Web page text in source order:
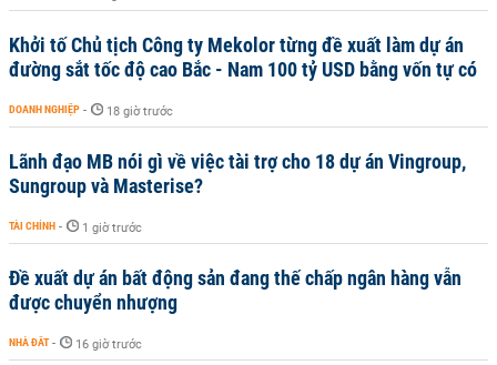
Khởi tố Chủ tịch Công ty Mekolor từng đề xuất làm dự án
đường sắt tốc độ cao Bắc - Nam 100 tỷ USD bằng vốn tự có
DOANH NGHIỆP - 18 giờ trước
Lãnh đạo MB nói gì về việc tài trợ cho 18 dự án Vingroup,
Sungroup và Masterise?
TÀI CHÍNH - 1 giờ trước
Đề xuất dự án bất động sản đang thế chấp ngân hàng vẫn
được chuyển nhượng
NHÀ ĐẤT - 16 giờ trước